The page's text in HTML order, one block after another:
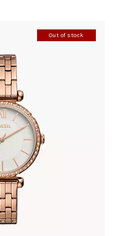
Out of stock
BQ3497